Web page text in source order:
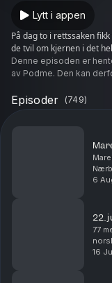
Lytt i appen
På dag to i rettssaken
de tvil om kjernen i det
Denne episoden er
av Podme. Den kan
Episoder (749)
6
22.
77
16